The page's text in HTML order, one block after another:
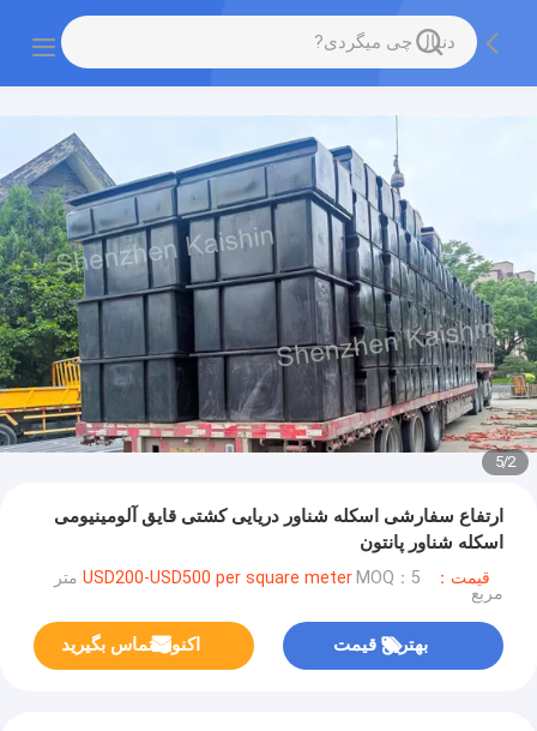
2
/
5
ارتفاع سفارشی اسکله شناور دریایی کشتی قایق آلومینیومی
اسکله شناور پانتون
قیمت：USD200-USD500 per square meter MOQ：5 متر
مربع
بهترین قیمت اکنون تماس بگیرید